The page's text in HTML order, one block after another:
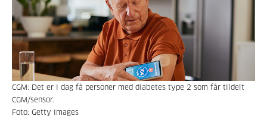
CGM: Det er i dag få personer med diabetes type 2 som får tildelt
CGM/sensor.
Foto: Getty Images